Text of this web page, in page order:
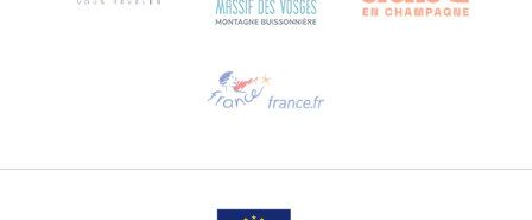
Contattaci per e-mail